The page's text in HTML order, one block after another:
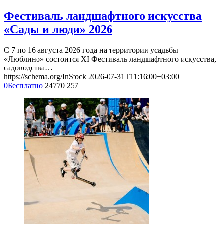
Фестиваль ландшафтного искусства
«Сады и люди» 2026
С 7 по 16 августа 2026 года на территории усадьбы
«Люблино» состоится XI Фестиваль ландшафтного искусства,
садоводства…
https://schema.org/InStock 2026-07-31T11:16:00+03:00
0Бесплатно 24770 257